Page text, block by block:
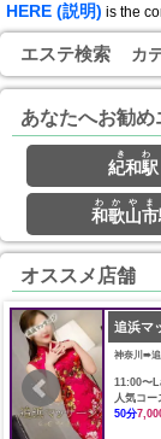
HERE (説明) is the
エステ検索 カ
あなたへお勧め
紀和駅
きわ
和歌山市
わかやま
オススメ店舗
追浜マ
神奈川➠
11:00〜
人気コー
50分